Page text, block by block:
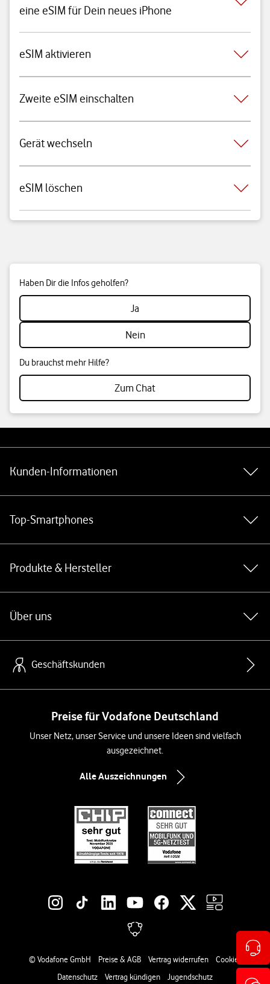
eine eSIM für Dein neues iPhone
eSIM aktivieren
Zweite eSIM einschalten
Gerät wechseln
eSIM löschen
Haben Dir die Infos geholfen?
Ja
Nein
Du brauchst mehr Hilfe?
Zum Chat
Kunden-Informationen
Top-Smartphones
Produkte & Hersteller
Über uns
Geschäftskunden
Preise für Vodafone Deutschland
Unser Netz, unser Service und unsere Ideen sind vielfach
ausgezeichnet.
Alle Auszeichnungen
Social-Media-Links
Rechtliche Links
© Vodafone GmbH Preise & AGB Vertrag widerrufen
Cookies
Datenschutz
Vertrag kündigen Jugendschutz